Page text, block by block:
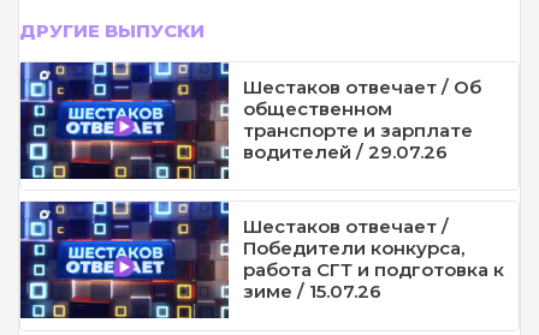
ДРУГИЕ ВЫПУСКИ
Шестаков отвечает / Об
общественном
транспорте и зарплате
водителей / 29.07.26
Шестаков отвечает /
Победители конкурса,
работа СГТ и подготовка к
зиме / 15.07.26